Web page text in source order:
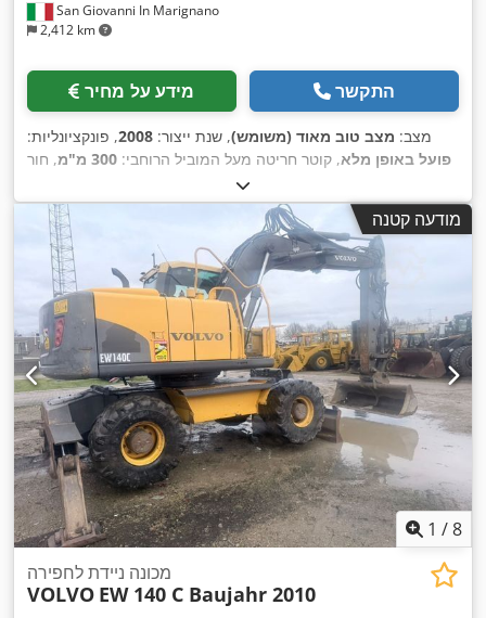
San Giovanni In Marignano
2,412 km
מידע על מחיר התקשר
מצב: מצב טוב מאוד (משומש), שנת ייצור: 2008, פונקציונליות:
פועל באופן מלא, קוטר חריטה מעל המוביל הרוחבי: 300 מ"מ
, חור
, קוטר חריטה מעל מיטת האחזקה:
גובה מרכז:250 מ"מ , רוחב במרכז:400 מ"מ
, אורך עיבוד בחריטה:
2,000 מ"מ
, מרחק תנועת הכוש: 3,600 מ"מ
רוחב כולל:1,250 מ"מ , גובה כולל: 1,400 מ"מ
, מהירות ציר
(מקסימלית):1,400 סל"ד , צעדי הברגה מטרית: 120 , משקל כולל:
, קוטר מלתעות תלת-לסתיות:315 מ"מ
מודעה קטנה
1 /8
מכונה ניידת לחפירה
VOLVO EW 140 C Baujahr 2010